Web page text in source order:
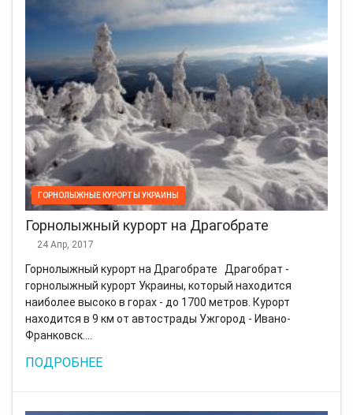
ГОРНОЛЫЖНЫЕ КУРОРТЫ УКРАИНЫ
Горнолыжный курорт на Драгобрате
24 Апр, 2017
Горнолыжный курорт на Драгобрате Драгобрат -
горнолыжный курорт Украины, который находится
наиболее высоко в горах - до 1700 метров. Курорт
находится в 9 км от автострады Ужгород - Ивано-
Франковск.…
ПОДРОБНЕЕ